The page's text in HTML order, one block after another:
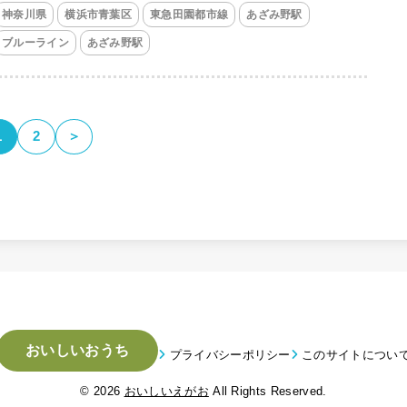
神奈川県 横浜市青葉区 東急田園都市線 あざみ野駅
ブルーライン あざみ野駅
2 ＞
おいしいおうち プライバシーポリシー このサイトについ
© 2026 おいしいえがお All Rights Reserved.